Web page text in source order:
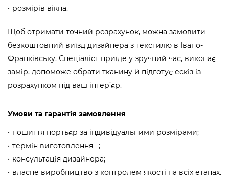
розмірів вікна.
Щоб отримати точний розрахунок, можна замовити
безкоштовний виїзд дизайнера з текстилю в Івано-
Франківську. Спеціаліст приїде у зручний час, виконає
замір, допоможе обрати тканину й підготує ескіз із
розрахунком під ваш інтер’єр.
Умови та гарантія замовлення
пошиття портьєр за індивідуальними розмірами;
термін виготовлення –;
консультація дизайнера;
власне виробництво з контролем якості на всіх етапах.